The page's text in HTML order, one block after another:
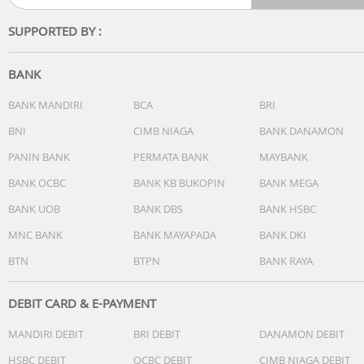
-Kontrol Layar yang Mudah (Effortless Screen Control):
Dilengkapi dengan layar AMOLED besar berukuran 1,78
yang memungkinkan Anda mengakses AI Voice Recorder,
semuanya langsung dari layar case. Anda juga bisa
menambahkan wallpaper khusus untuk personalisasi
-Panggilan Jernih Sempurna (Whisper-Clear Calls):
panggilan yang sangat jernih bahkan di lingkungan
atas 100 dB atau di dalam ruangan yang sunyi. Berbisik,
terdengar jelas di mana pun Anda berada.
-Keheningan Total Instan (Instant Pure Silence): Peredam
unggulan (flagship) kami sebelumnya. Ditenagai oleh 8
sensor dan Thus™ AI Chip, earbud ini memproses lebih
SUPPORTED BY :
BANK
BANK MANDIRI BCA
BRI
BNI
CIMB NIAGA
BANK DANAMON
PANIN BANK
PERMATA BANK
MAYBANK
BANK OCBC
BANK KB BUKOPIN
BANK MEGA
BANK UOB
BANK DBS
BANK HSBC
MNC BANK
BANK MAYAPADA
BANK DKI
BTN
BTPN BANK RAYA
DEBIT CARD & E-PAYMENT
MANDIRI DEBIT BRI DEBIT
DANAMON DEBIT
HSBC DEBIT
OCBC DEBIT
CIMB NIAGA DEBIT